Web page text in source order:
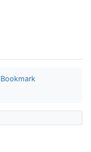
Bookmark